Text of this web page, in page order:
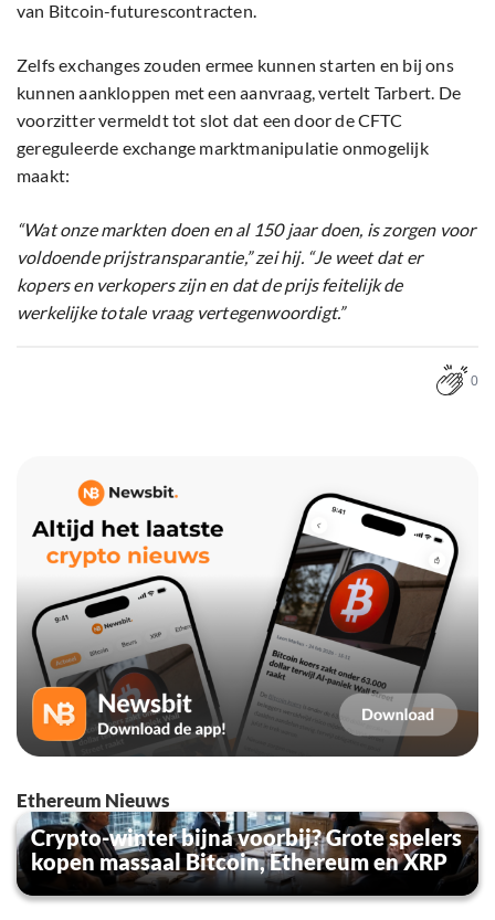
van Bitcoin-futurescontracten.
Zelfs exchanges zouden ermee kunnen starten en bij ons
kunnen aankloppen met een aanvraag, vertelt Tarbert. De
voorzitter vermeldt tot slot dat een door de CFTC
gereguleerde exchange marktmanipulatie onmogelijk
maakt:
“Wat onze markten doen en al 150 jaar doen, is zorgen voor
voldoende prijstransparantie,” zei hij. “Je weet dat er
kopers en verkopers zijn en dat de prijs feitelijk de
werkelijke totale vraag vertegenwoordigt.”
0
Ethereum Nieuws
Crypto-winter bijna voorbij? Grote spelers
kopen massaal Bitcoin, Ethereum en XRP